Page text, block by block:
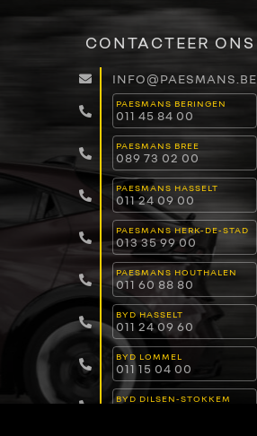
CONTACTEER ONS
INFO@PAESMANS.BE
PAESMANS BERINGEN
011 45 84 00
PAESMANS BREE
089 73 02 00
PAESMANS HASSELT
011 24 09 00
PAESMANS HERK-DE-STAD
013 35 99 00
PAESMANS HOUTHALEN
011 60 88 80
BYD HASSELT
011 24 09 60
BYD LOMMEL
011 15 04 00
BYD DILSEN-STOKKEM